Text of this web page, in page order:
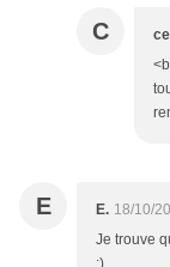
C
E E. 18/10/
Je trouve
:)